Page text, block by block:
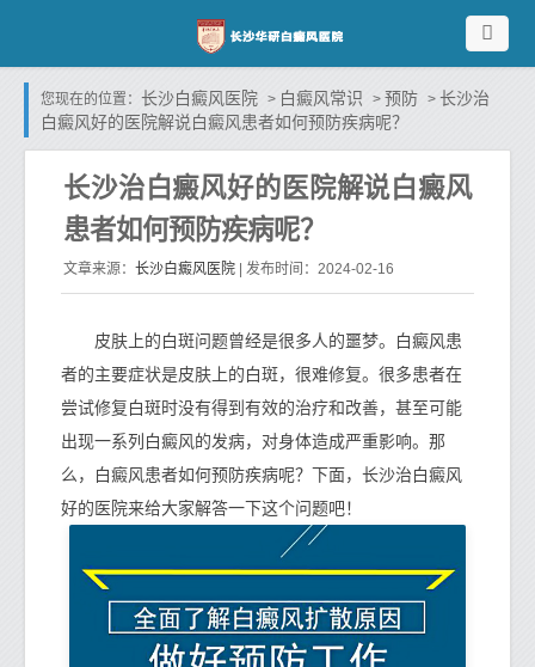
您现在的位置： 长沙白癜风医院 > 白癜风常识 > 预防 > 长沙治
白癜风好的医院解说白癜风患者如何预防疾病呢？
长沙治白癜风好的医院解说白癜风
患者如何预防疾病呢？
文章来源： 长沙白癜风医院 | 发布时间：2024-02-16
皮肤上的白斑问题曾经是很多人的噩梦。白癜风患
者的主要症状是皮肤上的白斑，很难修复。很多患者在
尝试修复白斑时没有得到有效的治疗和改善，甚至可能
出现一系列白癜风的发病，对身体造成严重影响。那
么，白癜风患者如何预防疾病呢？下面，长沙治白癜风
好的医院来给大家解答一下这个问题吧！